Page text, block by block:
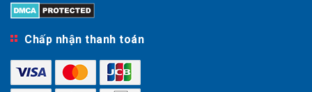
Chấp nhận thanh toán